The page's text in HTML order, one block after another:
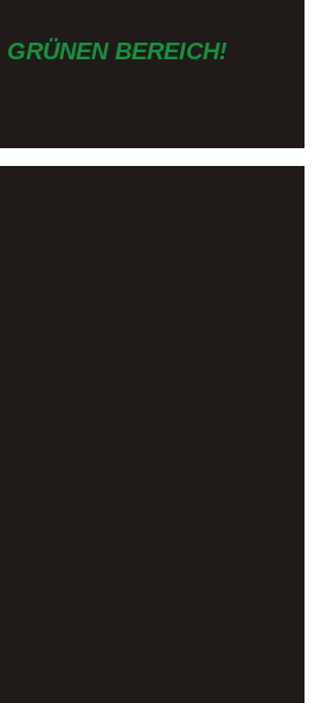
GRÜNEN BEREICH!